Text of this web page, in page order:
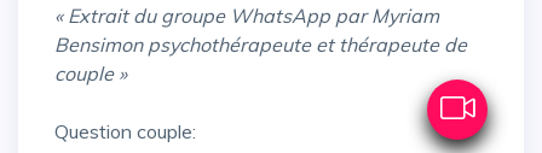
« Extrait du groupe WhatsApp par Myriam
Bensimon psychothérapeute et thérapeute de
couple »
Question couple: